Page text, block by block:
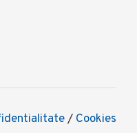
/ Cookies